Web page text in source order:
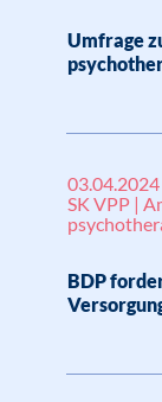
Umfrage
03.04.2024
SK VPP |
BDP